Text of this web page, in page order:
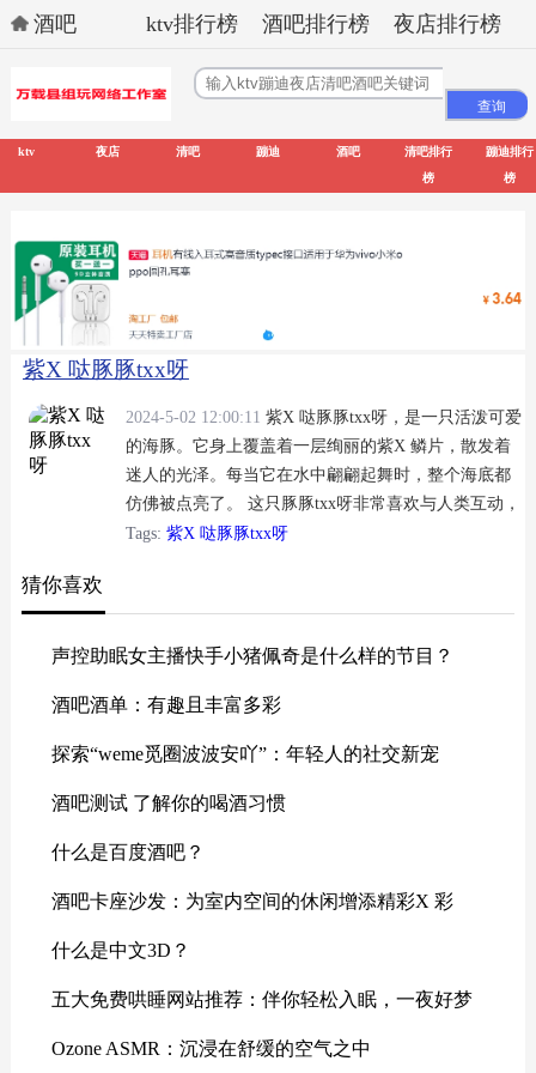
酒吧 ktv排行榜 酒吧排行榜 夜店排行榜
ktv 夜店 清吧 蹦迪 酒吧
清吧排行
榜
蹦迪排行
榜
紫X 哒豚豚txx呀
2024-5-02 12:00:11 紫X 哒豚豚txx呀，是一只活泼可爱
的海豚。它身上覆盖着一层绚丽的紫X 鳞片，散发着
迷人的光泽。每当它在水中翩翩起舞时，整个海底都
仿佛被点亮了。 这只豚豚txx呀非常喜欢与人类互动，
经常游到海滩附近，与游客们玩耍。它喜欢跃出水面
呀虽然外表可爱，但它也有一颗善良的心。它常常
帮...
Tags:紫X 哒豚豚txx呀
猜你喜欢
声控助眠女主播快手小猪佩奇是什么样的节目？
酒吧酒单：有趣且丰富多彩
探索“weme觅圈波波安吖”：年轻人的社交新宠
酒吧测试 了解你的喝酒习惯
什么是百度酒吧？
酒吧卡座沙发：为室内空间的休闲增添精彩X 彩
什么是中文3D？
五大免费哄睡网站推荐：伴你轻松入眠，一夜好梦
Ozone ASMR：沉浸在舒缓的空气之中